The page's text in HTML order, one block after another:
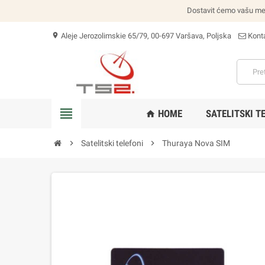
Dostavit ćemo vašu
location_on Aleje Jerozolimskie 65/79, 00-697 Varšava, Poljska
view_headline home HOME SATELITSKI
chevron_right Satelitski telefoni chevron_right Thuraya Nova SIM